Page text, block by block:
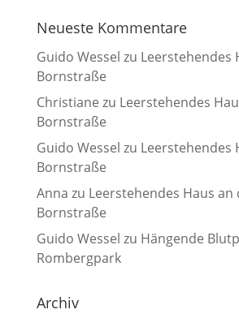
Neueste Kommentare
Guido Wessel zu Leerstehendes
Bornstraße
Christiane zu Leerstehendes
Bornstraße
Guido Wessel zu Leerstehendes
Bornstraße
Anna zu Leerstehendes Haus an
Bornstraße
Guido Wessel zu Hängende
Rombergpark
Archiv